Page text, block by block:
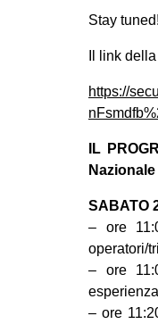
Stay tuned!
Il link
https://
IL
SABATO
– ore
operatori/
– ore
– ore